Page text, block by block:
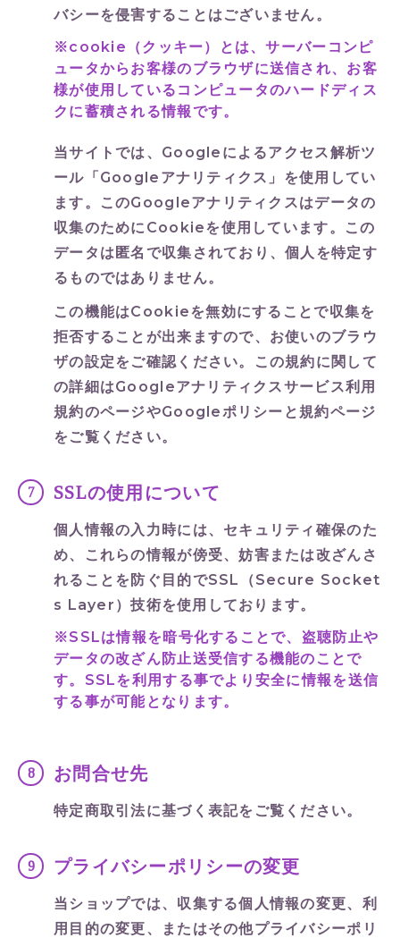
保湿成分と香り Commitment
さいごに To close
On-line Shop
バシーを侵害することはございません。
※cookie（クッキー）とは、サーバーコンピ
ュータからお客様のブラウザに送信され、お客
様が使用しているコンピュータのハードディス
クに蓄積される情報です。
当サイトでは、Googleによるアクセス解析ツ
ール「Googleアナリティクス」を使用してい
ます。このGoogleアナリティクスはデータの
収集のためにCookieを使用しています。この
データは匿名で収集されており、個人を特定す
るものではありません。
この機能はCookieを無効にすることで収集を
拒否することが出来ますので、お使いのブラウ
ザの設定をご確認ください。この規約に関して
の詳細はGoogleアナリティクスサービス利用
規約のページやGoogleポリシーと規約ページ
をご覧ください。
SSLの使用について
個人情報の入力時には、セキュリティ確保のた
め、これらの情報が傍受、妨害または改ざんさ
れることを防ぐ目的でSSL（Secure Socket
s Layer）技術を使用しております。
※SSLは情報を暗号化することで、盗聴防止や
データの改ざん防止送受信する機能のことで
す。SSLを利用する事でより安全に情報を送信
する事が可能となります。
お問合せ先
特定商取引法に基づく表記をご覧ください。
プライバシーポリシーの変更
当ショップでは、収集する個人情報の変更、利
用目的の変更、またはその他プライバシーポリ